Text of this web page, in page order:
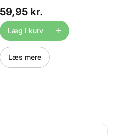
børnefødselsdagen. Måler ca.
3 x 4 cm Indhold: 4 lys
59,95 kr.
Læg i kurv
Læs mere